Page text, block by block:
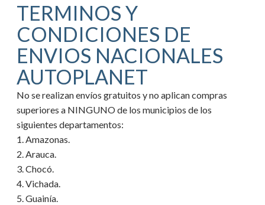
TERMINOS Y
CONDICIONES DE
ENVIOS NACIONALES
AUTOPLANET
No se realizan envíos gratuitos y no aplican compras
superiores a NINGUNO de los municipios de los
siguientes departamentos:
1. Amazonas.
2. Arauca.
3. Chocó.
4. Vichada.
5. Guainía.